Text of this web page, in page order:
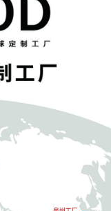
配送设置的页面最